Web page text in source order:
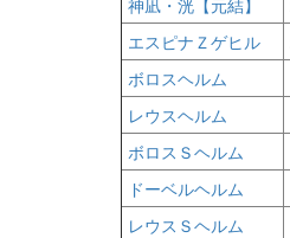
神凪・洸【元結】
エスピナＺゲヒル
ボロスヘルム
レウスヘルム
ボロスＳヘルム
ドーベルヘルム
レウスＳヘルム